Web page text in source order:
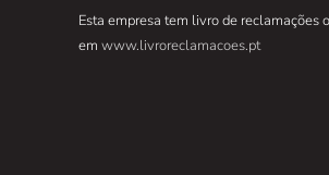
Esta empresa tem livro de reclamações
em www.livroreclamacoes.pt